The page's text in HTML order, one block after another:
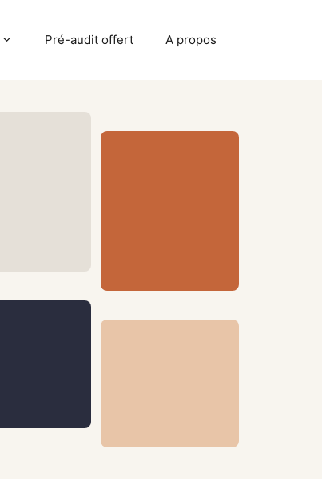
Pré-audit offert A propos